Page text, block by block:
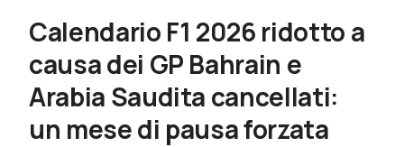
Calendario F1 2026 ridotto a
causa dei GP Bahrain e
Arabia Saudita cancellati:
un mese di pausa forzata